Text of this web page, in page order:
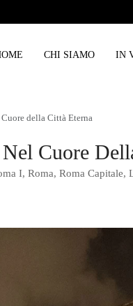
CHI SIAMO IN
della Città Eterna
Cuore
I, Roma, Roma Capitale,